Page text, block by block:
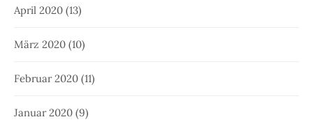
April 2020 (13)
März 2020 (10)
Februar 2020 (11)
Januar 2020 (9)